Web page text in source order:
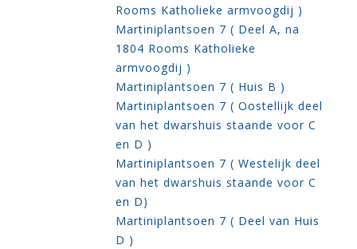
Rooms Katholieke armvoogdij )
Martiniplantsoen 7 ( Deel A, na
1804 Rooms Katholieke
armvoogdij )
Martiniplantsoen 7 ( Huis B )
Martiniplantsoen 7 ( Oostellijk deel
van het dwarshuis staande voor C
en D )
Martiniplantsoen 7 ( Westelijk deel
van het dwarshuis staande voor C
en D)
Martiniplantsoen 7 ( Deel van Huis
D )